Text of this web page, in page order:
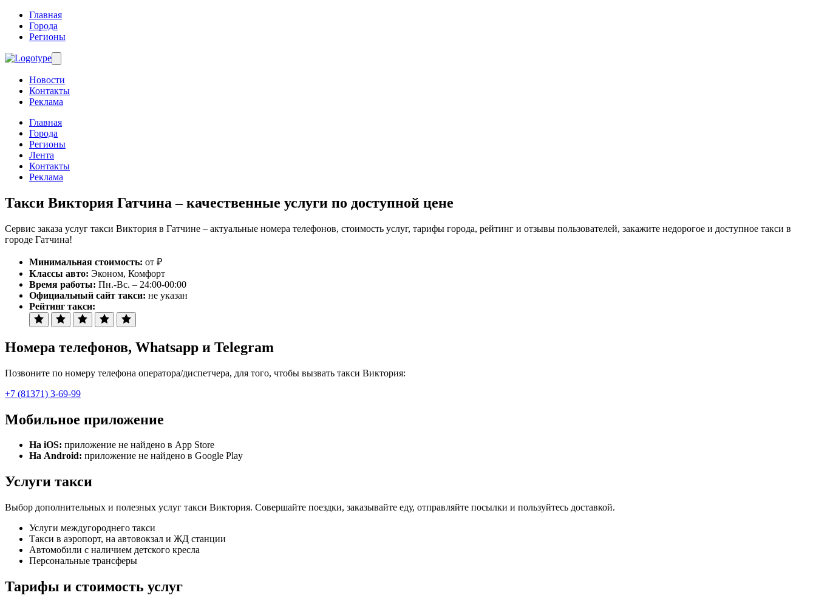
Главная
Города
Регионы
Новости
Контакты
Реклама
Главная
Города
Регионы
Лента
Контакты
Реклама
Такси Виктория Гатчина – качественные услуги по доступной цене
Сервис заказа услуг такси Виктория в Гатчине – актуальные номера телефонов, стоимость услуг, тарифы города, рейтинг и отзывы пользователей, закажите недорогое и доступное такси в
городе Гатчина!
Минимальная стоимость: от ₽
Классы авто: Эконом, Комфорт
Время работы: Пн.-Вс. – 24:00-00:00
Официальный сайт такси: не указан
Рейтинг такси:
Номера телефонов, Whatsapp и Telegram
Позвоните по номеру телефона оператора/диспетчера, для того, чтобы вызвать такси Виктория:
+7 (81371) 3-69-99
Мобильное приложение
На iOS: приложение не найдено в App Store
На Android: приложение не найдено в Google Play
Услуги такси
Выбор дополнительных и полезных услуг такси Виктория. Совершайте поездки, заказывайте еду, отправляйте посылки и пользуйтесь доставкой.
Услуги междугороднего такси
Такси в аэропорт, на автовокзал и ЖД станции
Автомобили с наличием детского кресла
Персональные трансферы
Тарифы и стоимость услуг